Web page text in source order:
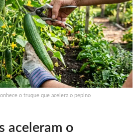
o truque que acelera o pepino
aceleram o